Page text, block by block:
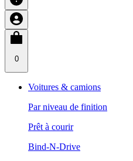
0
Voitures & camions
Par niveau de finition
Prêt à courir
Bind-N-Drive